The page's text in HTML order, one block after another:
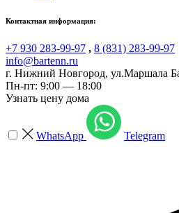
Контактная информация:
+7 930 283-99-97 , 8 (831) 283-99-97
info@bartenn.ru
г. Нижний Новгород, ул.Маршала
Пн-пт: 9:00 — 18:00
Узнать цену дома
WhatsApp Telegram